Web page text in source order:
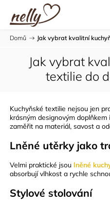
Domů / Jak vybrat kvalitní
Jak vybrat
textilie do
Kuchyňské textilie nejsou jen
krásným designovým
zaměřit na materiál, savost a
Lněné utěrky jako
Velmi praktické jsou lněné
absorbují vlhkost a rychle
Stylové stolování